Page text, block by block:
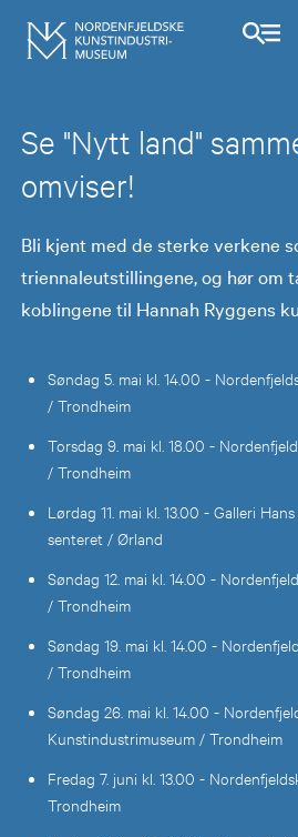
Se "Nytt land"
omviser!
Bli kjent med de sterke verkene
triennaleutstillingene, og hør om
koblingene til Hannah Ryggens
Søndag 5. mai kl. 14.00 -
/ Trondheim
Torsdag 9. mai kl. 18.00 -
/ Trondheim
Lørdag 11. mai kl. 13.00 - Galleri
senteret / Ørland
Søndag 12. mai kl. 14.00 -
/ Trondheim
Søndag 19. mai kl. 14.00 -
/ Trondheim
Søndag 26. mai kl. 14.00 -
Kunstindustrimuseum / Trondheim
Fredag 7. juni kl. 13.00 -
Trondheim